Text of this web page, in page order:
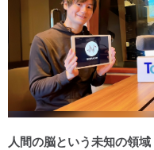
人間の脳という未知の領域